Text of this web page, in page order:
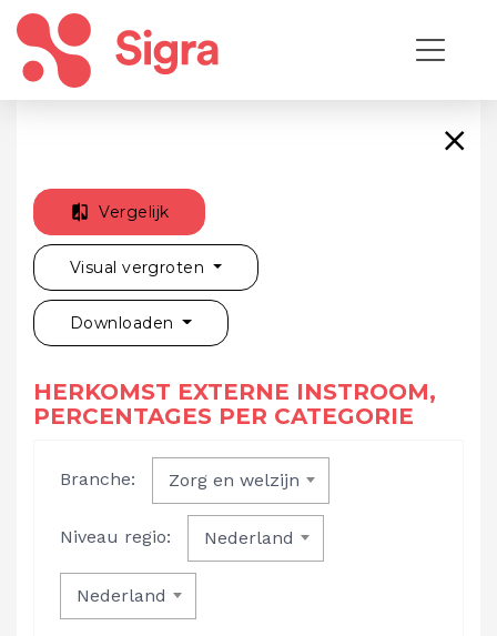
Vergelijk
Visual vergroten
Downloaden
HERKOMST EXTERNE INSTROOM,
PERCENTAGES PER CATEGORIE